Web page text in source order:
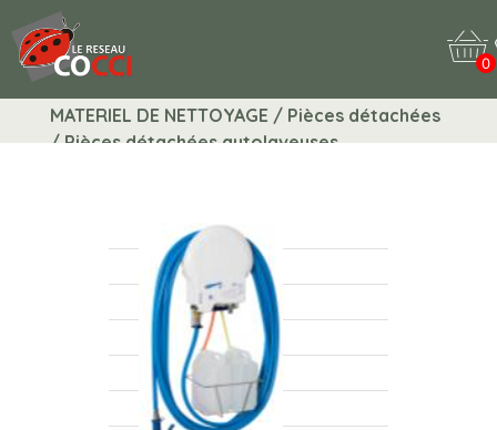
0
MATERIEL DE NETTOYAGE / Pièces détachées
/ Pièces détachées autolaveuses